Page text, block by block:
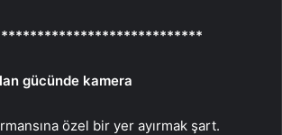
gücünde kamera
özel bir yer ayırmak şart.